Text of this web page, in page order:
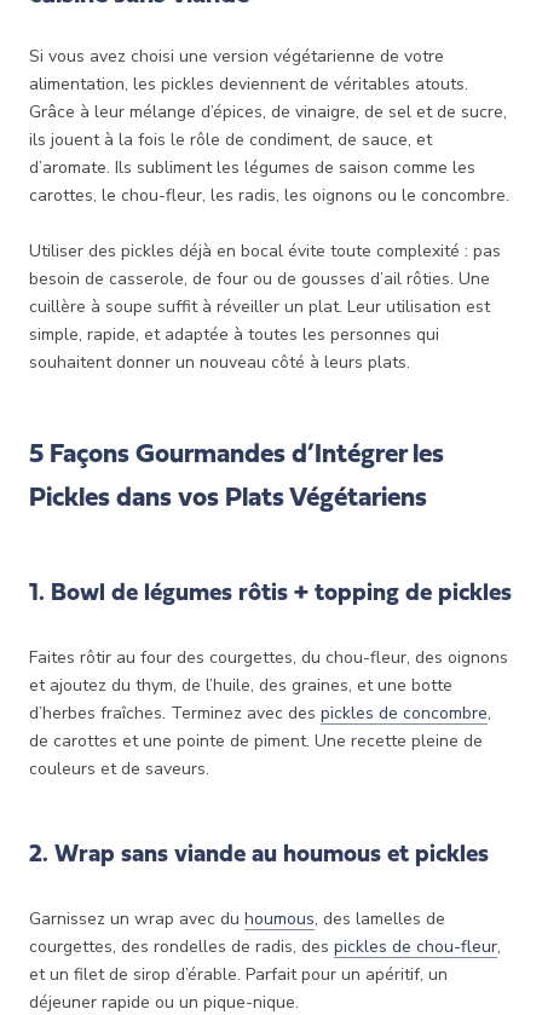
Si vous avez choisi une version végétarienne de votre
alimentation, les pickles deviennent de véritables atouts.
Grâce à leur mélange d’épices, de vinaigre, de sel et de sucre,
ils jouent à la fois le rôle de condiment, de sauce, et
d’aromate. Ils subliment les légumes de saison comme les
carottes, le chou-fleur, les radis, les oignons ou le concombre.
Utiliser des pickles déjà en bocal évite toute complexité : pas
besoin de casserole, de four ou de gousses d’ail rôties. Une
cuillère à soupe suffit à réveiller un plat. Leur utilisation est
simple, rapide, et adaptée à toutes les personnes qui
souhaitent donner un nouveau côté à leurs plats.
5 Façons Gourmandes d’Intégrer les
Pickles dans vos Plats Végétariens
1. Bowl de légumes rôtis + topping de pickles
Faites rôtir au four des courgettes, du chou-fleur, des oignons
et ajoutez du thym, de l’huile, des graines, et une botte
d’herbes fraîches. Terminez avec des pickles de concombre,
de carottes et une pointe de piment. Une recette pleine de
couleurs et de saveurs.
2. Wrap sans viande au houmous et pickles
Garnissez un wrap avec du houmous, des lamelles de
courgettes, des rondelles de radis, des pickles de chou-fleur,
et un filet de sirop d’érable. Parfait pour un apéritif, un
déjeuner rapide ou un pique-nique.